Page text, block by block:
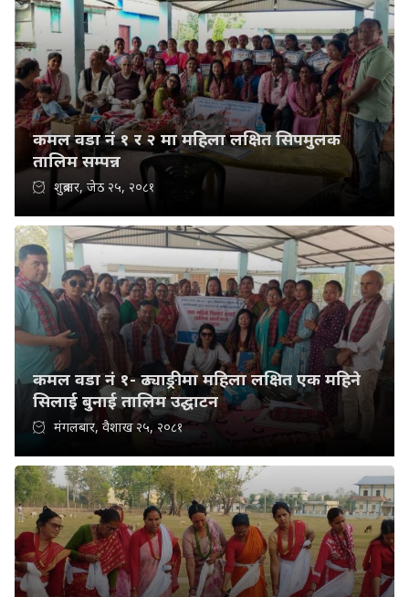
कमल वडा नं १ र २ मा महिला लक्षित सिपमुलक
तालिम सम्पन्न
शुक्रबार, जेठ २५, २०८१
कमल वडा नं १- ढ्याङ्रीमा महिला लक्षित एक महिने
सिलाई बुनाई तालिम उद्घाटन
मंगलबार, वैशाख २५, २०८१